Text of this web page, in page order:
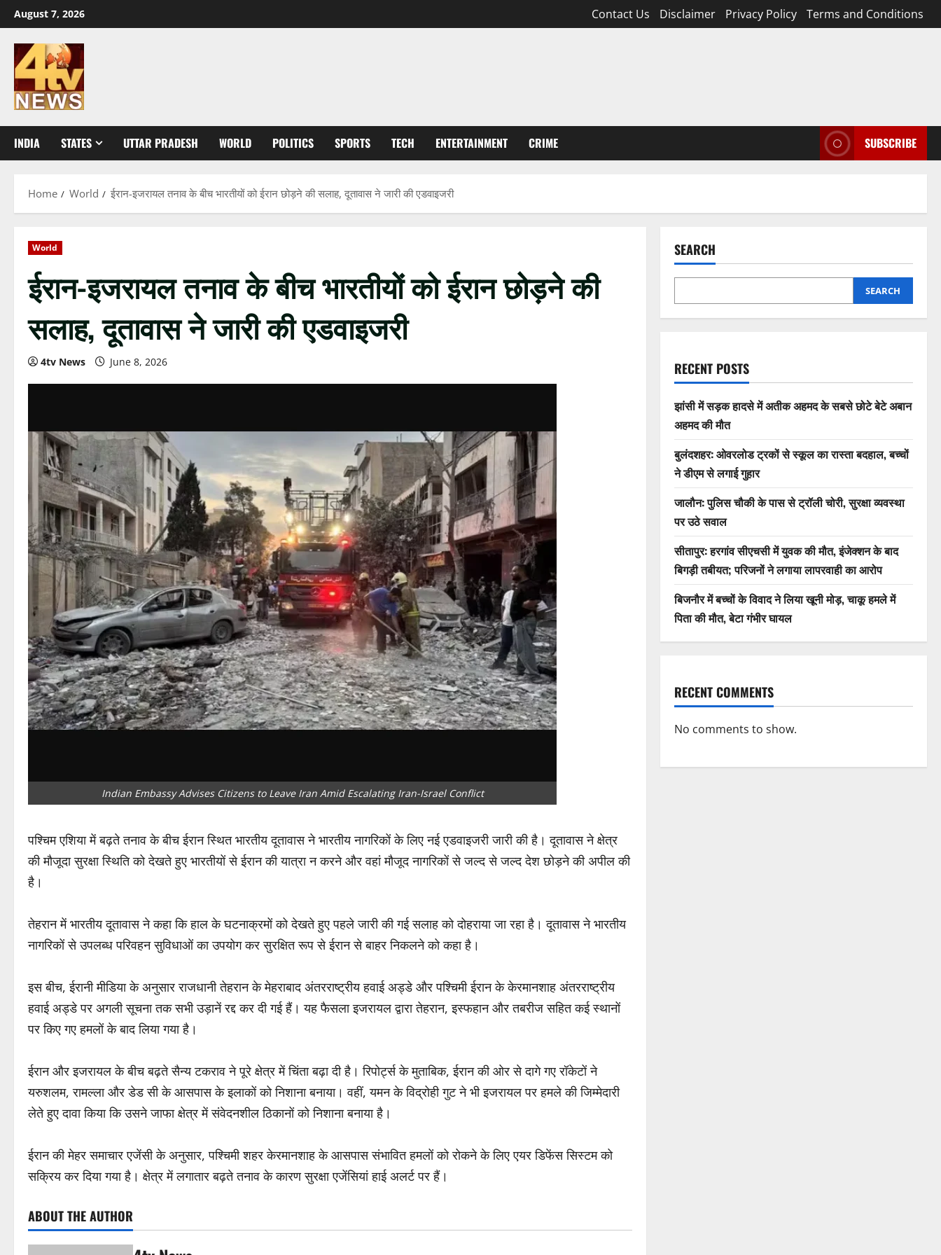
Skip
to
content
August 7, 2026 Contact Us Disclaimer Privacy Policy Terms and Conditions
INDIA STATES UTTAR PRADESH WORLD POLITICS SPORTS TECH ENTERTAINMENT CRIME SUBSCRIBE
Home World ईरान-इजरायल तनाव के बीच भारतीयों को ईरान छोड़ने की सलाह, दूतावास ने जारी की एडवाइजरी
World
ईरान-इजरायल तनाव के बीच भारतीयों को ईरान छोड़ने की
सलाह, दूतावास ने जारी की एडवाइजरी
4tv News June 8, 2026
Indian Embassy Advises Citizens to Leave Iran Amid Escalating Iran-Israel Conflict
पश्चिम एशिया में बढ़ते तनाव के बीच ईरान स्थित भारतीय दूतावास ने भारतीय नागरिकों के लिए नई एडवाइजरी जारी की है। दूतावास ने क्षेत्र
की मौजूदा सुरक्षा स्थिति को देखते हुए भारतीयों से ईरान की यात्रा न करने और वहां मौजूद नागरिकों से जल्द से जल्द देश छोड़ने की अपील की
है।
तेहरान में भारतीय दूतावास ने कहा कि हाल के घटनाक्रमों को देखते हुए पहले जारी की गई सलाह को दोहराया जा रहा है। दूतावास ने भारतीय
नागरिकों से उपलब्ध परिवहन सुविधाओं का उपयोग कर सुरक्षित रूप से ईरान से बाहर निकलने को कहा है।
इस बीच, ईरानी मीडिया के अनुसार राजधानी तेहरान के मेहराबाद अंतरराष्ट्रीय हवाई अड्डे और पश्चिमी ईरान के केरमानशाह अंतरराष्ट्रीय
हवाई अड्डे पर अगली सूचना तक सभी उड़ानें रद्द कर दी गई हैं। यह फैसला इजरायल द्वारा तेहरान, इस्फहान और तबरीज सहित कई स्थानों
पर किए गए हमलों के बाद लिया गया है।
ईरान और इजरायल के बीच बढ़ते सैन्य टकराव ने पूरे क्षेत्र में चिंता बढ़ा दी है। रिपोर्ट्स के मुताबिक, ईरान की ओर से दागे गए रॉकेटों ने
यरुशलम, रामल्ला और डेड सी के आसपास के इलाकों को निशाना बनाया। वहीं, यमन के विद्रोही गुट ने भी इजरायल पर हमले की जिम्मेदारी
लेते हुए दावा किया कि उसने जाफा क्षेत्र में संवेदनशील ठिकानों को निशाना बनाया है।
ईरान की मेहर समाचार एजेंसी के अनुसार, पश्चिमी शहर केरमानशाह के आसपास संभावित हमलों को रोकने के लिए एयर डिफेंस सिस्टम को
सक्रिय कर दिया गया है। क्षेत्र में लगातार बढ़ते तनाव के कारण सुरक्षा एजेंसियां हाई अलर्ट पर हैं।
ABOUT THE AUTHOR
SEARCH
SEARCH
RECENT POSTS
झांसी में सड़क हादसे में अतीक अहमद के सबसे छोटे बेटे अबान
अहमद की मौत
बुलंदशहर: ओवरलोड ट्रकों से स्कूल का रास्ता बदहाल, बच्चों
ने डीएम से लगाई गुहार
जालौन: पुलिस चौकी के पास से ट्रॉली चोरी, सुरक्षा व्यवस्था
पर उठे सवाल
सीतापुर: हरगांव सीएचसी में युवक की मौत, इंजेक्शन के बाद
बिगड़ी तबीयत; परिजनों ने लगाया लापरवाही का आरोप
बिजनौर में बच्चों के विवाद ने लिया खूनी मोड़, चाकू हमले में
पिता की मौत, बेटा गंभीर घायल
RECENT COMMENTS
No comments to show.